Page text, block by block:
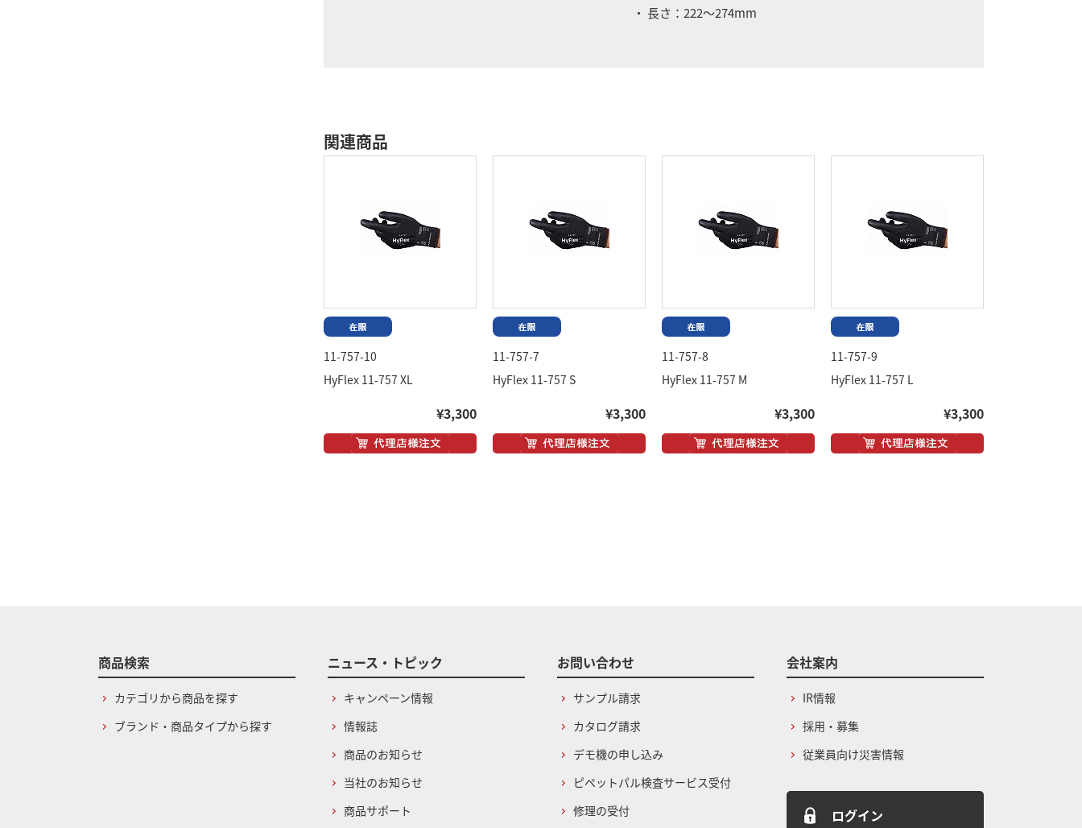
・ 長さ：222～274mm
関連商品
11-757-10
HyFlex 11-757 XL
¥3,300
11-757-7
HyFlex 11-757 S
¥3,300
11-757-8
HyFlex 11-757 M
¥3,300
11-757-9
HyFlex 11-757 L
¥3,300
商品検索
カテゴリから商品を探す
ブランド・商品タイプから探す
ニュース・トピック
キャンペーン情報
情報誌
商品のお知らせ
当社のお知らせ
商品サポート
お問い合わせ
サンプル請求
カタログ請求
デモ機の申し込み
ピペットパル検査サービス受付
修理の受付
会社案内
IR情報
採用・募集
従業員向け災害情報
ログイン